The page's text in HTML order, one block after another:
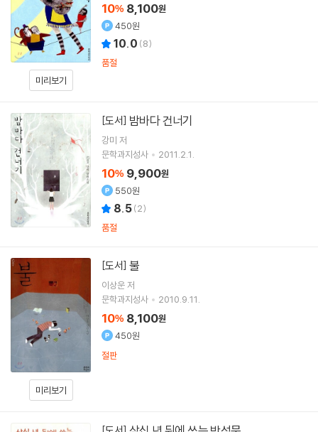
미리보기
10% 8,100원
450원
10.0 (8)
품절
[도서] 밤바다 건너기
강미 저
문학과지성사
2011.2.1.
10% 9,900원
550원
8.5(2)
품절
미리보기
[도서] 불
이상운저
문학과지성사
2010.9.11.
10% 8,100원
450원
절판